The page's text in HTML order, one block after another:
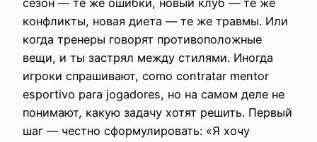
сезон — те же ошибки, новый клуб — те же
конфликты, новая диета — те же травмы. Или
когда тренеры говорят противоположные
вещи, и ты застрял между стилями. Иногда
игроки спрашивают, como contratar mentor
esportivo para jogadores, но на самом деле не
понимают, какую задачу хотят решить. Первый
шаг — честно сформулировать: «Я хочу